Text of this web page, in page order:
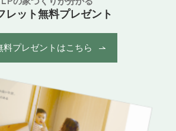
レット無料プレゼント
料プレゼントはこちら